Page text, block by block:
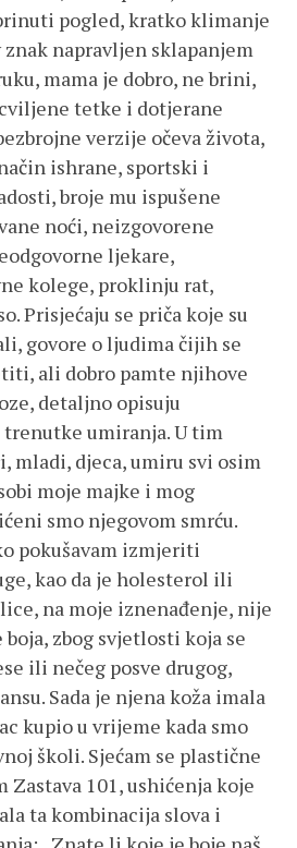
pogled, kratko klimanje
napravljen sklapanjem
mama je dobro, ne brini,
tetke i dotjerane
verzije očeva života,
ishrane, sportski i
broje mu ispušene
noći, neizgovorene
ljekare,
kolege, proklinju rat,
Prisjećaju se priča koje su
govore o ljudima čijih se
ali dobro pamte njihove
detaljno opisuju
umiranja. U tim
mladi, djeca, umiru svi osim
moje majke i mog
smo njegovom smrću.
pokušavam izmjeriti
kao da je holesterol ili
na moje iznenađenje, nije
zbog svjetlosti koja se
ili nečeg posve drugog,
Sada je njena koža imala
kupio u vrijeme kada smo
školi. Sjećam se plastične
Zastava 101, ushićenja koje
ta kombinacija slova i